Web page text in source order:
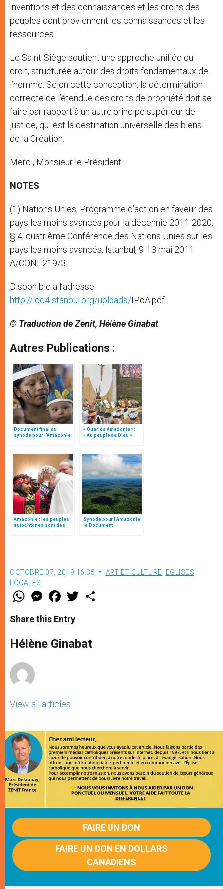
inventions et des connaissances et les droits des
peuples dont proviennent les connaissances et les
ressources.
Le Saint-Siège soutient une approche unifiée du
droit, structurée autour des droits fondamentaux de
l’homme. Selon cette conception, la détermination
correcte de l’étendue des droits de propriété doit se
faire par rapport à un autre principe supérieur de
justice, qui est la destination universelle des biens
de la Création.
Merci, Monsieur le Président.
NOTES
(1) Nations Unies, Programme d’action en faveur des
pays les moins avancés pour la décennie 2011-2020,
§ 4, quatrième Conférence des Nations Unies sur les
pays les moins avancés, Istanbul, 9-13 mai 2011.
A/CONF.219/3.
Disponible à l’adresse
http://ldc4istanbul.org/uploads/IPoA.pdf
© Traduction de Zenit, Hélène Ginabat
Autres Publications :
Document final du
synode pour l'Amazonie
« Querida Amazonia »:
« Au peuple de Dieu »
Amazonie : les peuples
autochtones sont des
Synode pour l'Amazonie:
le Document
OCTOBRE 07, 2019 16:35 ART ET CULTURE, EGLISES
LOCALES
W
t
s
p
p
M
e
s
e
g
e
F
a
e
b
o
k
w
r
Share this Entry
Hélène Ginabat
View all articles
FAIRE UN DON
FAIRE UN DON EN DOLLARS
CANADIENS